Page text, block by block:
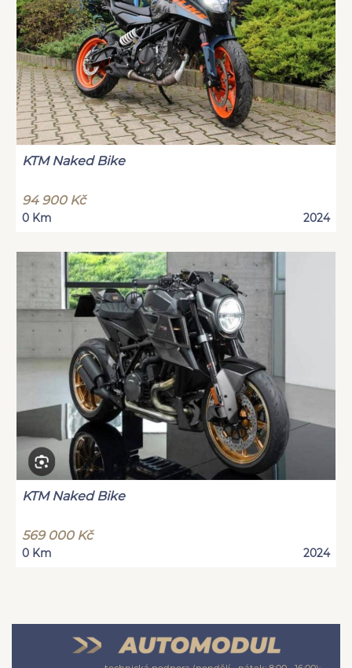
KTM Naked Bike
94 900 Kč
0 Km 2024
KTM Naked Bike
569 000 Kč
0 Km 2024